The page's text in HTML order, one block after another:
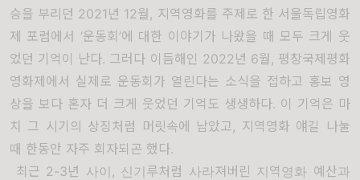
승을 부리던 2021년 12월, 지역영화를 주제로 한 서울독립영화
제 포럼에서 ‘운동회’에 대한 이야기가 나왔을 때 모두 크게 웃
었던 기억이 난다. 그러다 이듬해인 2022년 6월, 평창국제평화
영화제에서 실제로 운동회 가 열린다는 소식을 접하고 홍보 영
상을 보다 혼자 더 크게 웃었던 기억도 생생하다. 이 기억은 마
치 그 시기의 상징처럼 머릿속에 남았고, 지역영화 얘길 나눌
때 한동안 자주 회자되곤 했다.
최근 2-3년 사이, 신기루처럼 사라져버린 지역영화 예산과